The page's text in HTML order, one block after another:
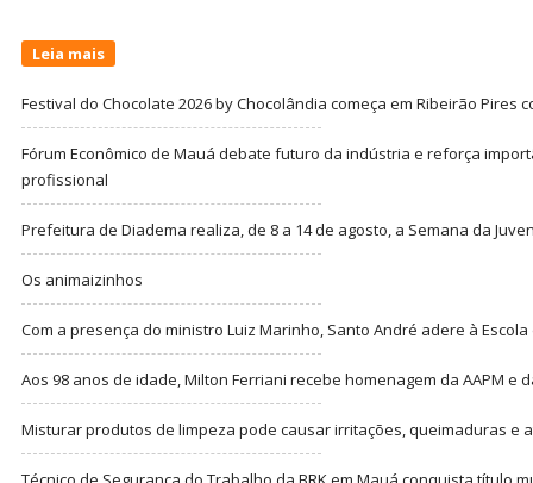
Leia mais
Festival do Chocolate 2026 by Chocolândia começa em Ribeirão Pires
Fórum Econômico de Mauá debate futuro da indústria e reforça
profissional
Prefeitura de Diadema realiza, de 8 a 14 de agosto, a Semana da
Os animaizinhos
Com a presença do ministro Luiz Marinho, Santo André adere à
Aos 98 anos de idade, Milton Ferriani recebe homenagem da AAPM e
Misturar produtos de limpeza pode causar irritações, queimaduras e